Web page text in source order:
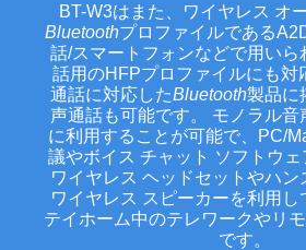
BT-W3はまた、ワイヤレス オ
Bluetoothプロファイルである
話/スマートフォンなどで用いら
話用のHFPプロファイルにも対
通話に対応したBluetooth製品に
声通話も可能です。 モノラル音
に利用することが可能で、PC/
議やボイス チャット ソフトウ
ワイヤレス ヘッドセットやハ
ワイヤレス スピーカーを利用し
テイホーム中のテレワークやリ
です。